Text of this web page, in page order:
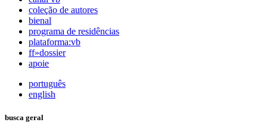
coleção de autores
bienal
programa de residências
plataforma:vb
ff»dossier
apoie
português
english
busca geral